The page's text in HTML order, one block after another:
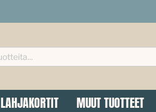
LAHJAKORTIT MUUT TUOTTEET